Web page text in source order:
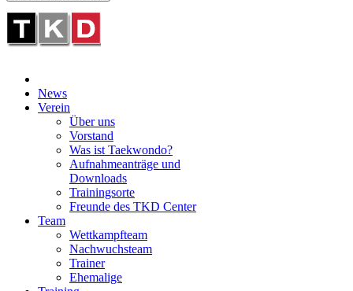
News
Verein
Über uns
Vorstand
Was ist Taekwondo?
Aufnahmeanträge und
Downloads
Trainingsorte
Freunde des TKD Center
Team
Wettkampfteam
Nachwuchsteam
Trainer
Ehemalige